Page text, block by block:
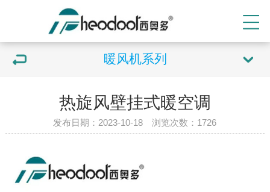
暖风机系列
热旋风壁挂式暖空调
发布日期：2023-10-18 浏览次数： 1726